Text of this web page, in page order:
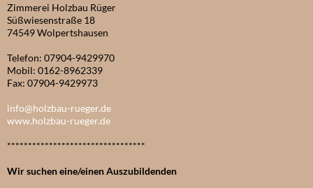
Zimmerei Holzbau Rüger
Süßwiesenstraße 18
74549 Wolpertshausen
Telefon: 07904-9429970
Mobil: 0162-8962339
Fax: 07904-9429973
info@holzbau-rueger.de
www.holzbau-rueger.de
*********************************
Wir suchen eine/einen Auszubildenden